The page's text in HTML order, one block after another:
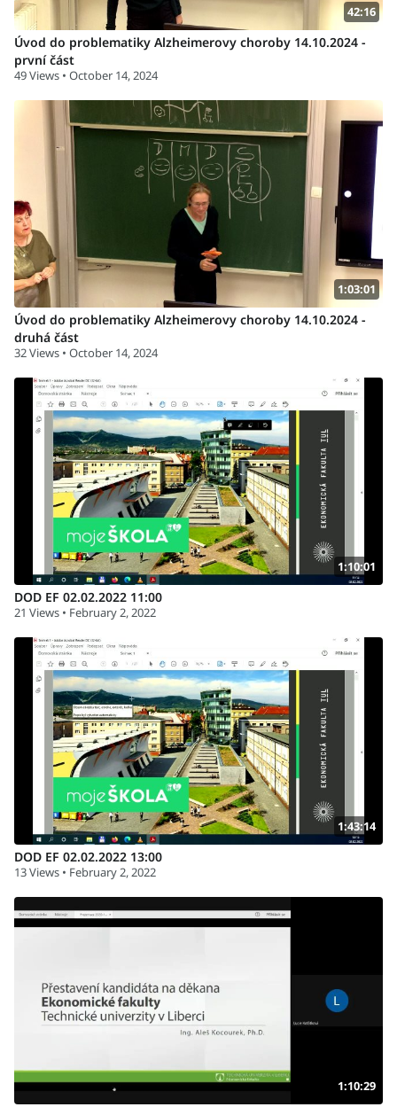
42:16
Úvod do problematiky Alzheimerovy choroby 14.10.2024 -
první část
49 Views • October 14, 2024
1:03:01
Úvod do problematiky Alzheimerovy choroby 14.10.2024 -
druhá část
32 Views • October 14, 2024
1:10:01
DOD EF 02.02.2022 11:00
21 Views • February 2, 2022
1:43:14
DOD EF 02.02.2022 13:00
13 Views • February 2, 2022
1:10:29